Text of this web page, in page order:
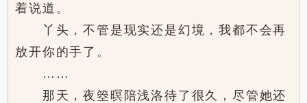
着说道。
丫头，不管是现实还是幻境，我都不会再
放开你的手了。
……
那天，夜箜暝陪浅洛待了很久，尽管她还